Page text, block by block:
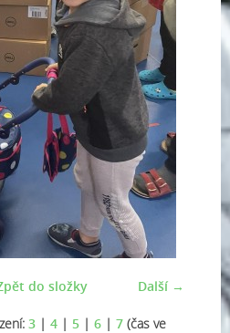
Další →
do složky
3 | 4 | 5 | 6 | 7 (čas ve